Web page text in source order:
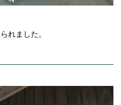
れました。